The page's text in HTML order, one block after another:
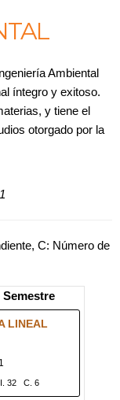
Ambiental
íntegro y exitoso.
y tiene el
otorgado por la
C: Número de
LINEAL
32 C. 6